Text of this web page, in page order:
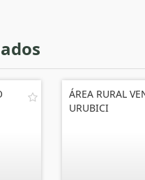
ÁREA RURAL
URUBICI